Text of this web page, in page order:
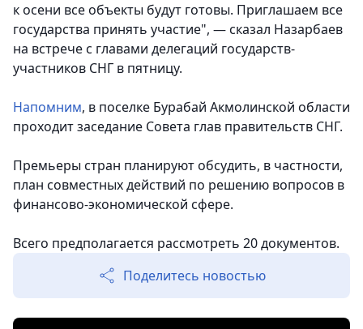
к осени все объекты будут готовы. Приглашаем все
государства принять участие", — сказал Назарбаев
на встрече с главами делегаций государств-
участников СНГ в пятницу.
Напомним, в поселке Бурабай Акмолинской области
проходит заседание Совета глав правительств СНГ.
Премьеры стран планируют обсудить, в частности,
план совместных действий по решению вопросов в
финансово-экономической сфере.
Всего предполагается рассмотреть 20 документов.
Поделитесь новостью